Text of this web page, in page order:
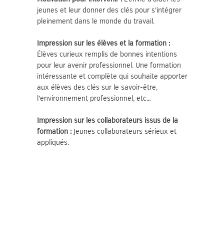
jeunes et leur donner des clés pour s’intégrer
pleinement dans le monde du travail.
Impression sur les élèves et la formation :
Élèves curieux remplis de bonnes intentions
pour leur avenir professionnel. Une formation
intéressante et complète qui souhaite apporter
aux élèves des clés sur le savoir-être,
l’environnement professionnel, etc…
Impression sur les collaborateurs issus de la
formation : Jeunes collaborateurs sérieux et
appliqués.